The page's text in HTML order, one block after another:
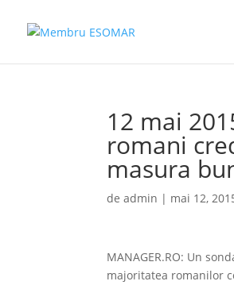
12 mai
romani
masura
deadmin | mai 12,
MANAGER.RO: Un
majoritatea romanilor